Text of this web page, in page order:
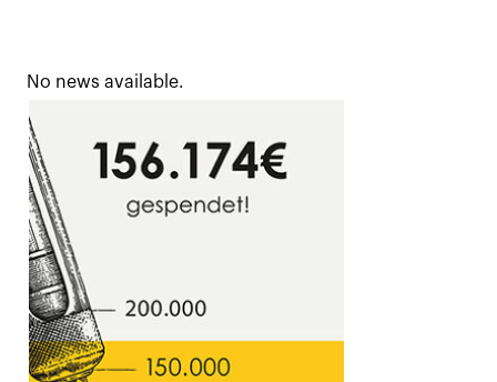
No news available.